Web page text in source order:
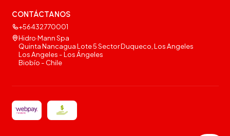
CONTÁCTANOS
+56432770001
Hidro·Mann Spa
Quinta Nancagua Lote 5 Sector Duqueco, Los Angeles
Los Angeles - Los Ángeles
Biobío - Chile